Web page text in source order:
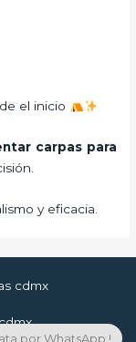
el inicio
carpas para
y eficacia.
cdmx
por WhatsApp !